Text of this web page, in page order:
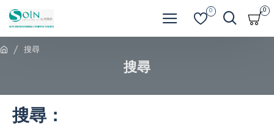
0 0
搜尋
搜尋
搜尋：